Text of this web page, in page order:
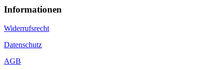
Informationen
Widerrufsrecht
Datenschutz
AGB